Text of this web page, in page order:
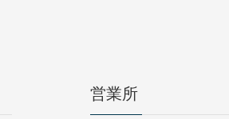
営業所